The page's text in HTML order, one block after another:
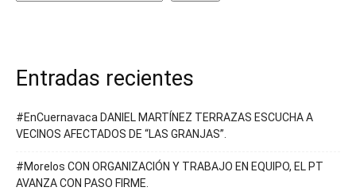
Entradas recientes
#EnCuernavaca DANIEL MARTÍNEZ TERRAZAS ESCUCHA A
VECINOS AFECTADOS DE “LAS GRANJAS”.
#Morelos CON ORGANIZACIÓN Y TRABAJO EN EQUIPO, EL PT
AVANZA CON PASO FIRME.